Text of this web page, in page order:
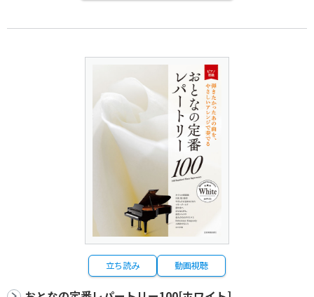
立ち読み 動画視聴